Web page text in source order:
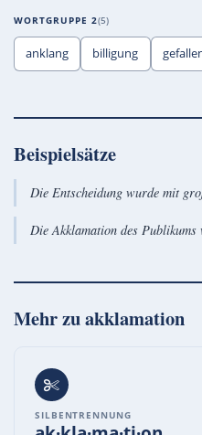
WORTGRUPPE 2 5
anklang billigung
Beispielsätze
Die Entscheidung wurde mit
Die Akklamation des
Mehr zuakklamation
SILBENTRENNUNG